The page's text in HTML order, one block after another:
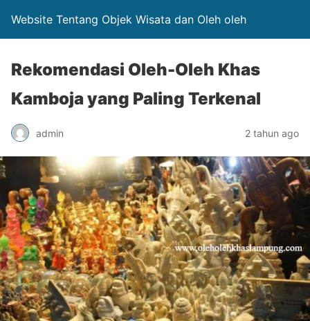
Website Tentang Objek Wisata dan Oleh oleh
Rekomendasi Oleh-Oleh Khas
Kamboja yang Paling Terkenal
admin 2 tahun ago